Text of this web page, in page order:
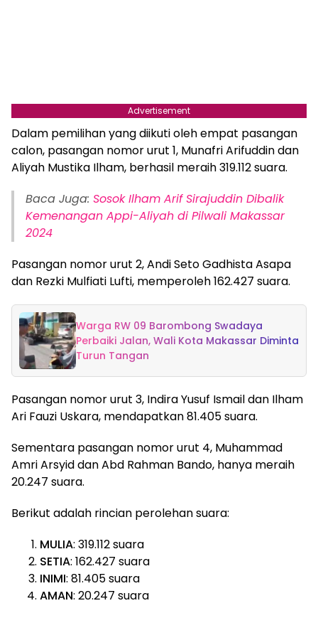
Advertisement
Dalam pemilihan yang diikuti oleh empat pasangan
calon, pasangan nomor urut 1, Munafri Arifuddin dan
Aliyah Mustika Ilham, berhasil meraih 319.112 suara.
Baca Juga: Sosok Ilham Arif Sirajuddin Dibalik
Kemenangan Appi-Aliyah di Pilwali Makassar
2024
Pasangan nomor urut 2, Andi Seto Gadhista Asapa
dan Rezki Mulfiati Lufti, memperoleh 162.427 suara.
Warga RW 09 Barombong Swadaya
Perbaiki Jalan, Wali Kota Makassar Diminta
Turun Tangan
Pasangan nomor urut 3, Indira Yusuf Ismail dan Ilham
Ari Fauzi Uskara, mendapatkan 81.405 suara.
Sementara pasangan nomor urut 4, Muhammad
Amri Arsyid dan Abd Rahman Bando, hanya meraih
20.247 suara.
Berikut adalah rincian perolehan suara:
MULIA: 319.112 suara
SETIA: 162.427 suara
INIMI: 81.405 suara
AMAN: 20.247 suara